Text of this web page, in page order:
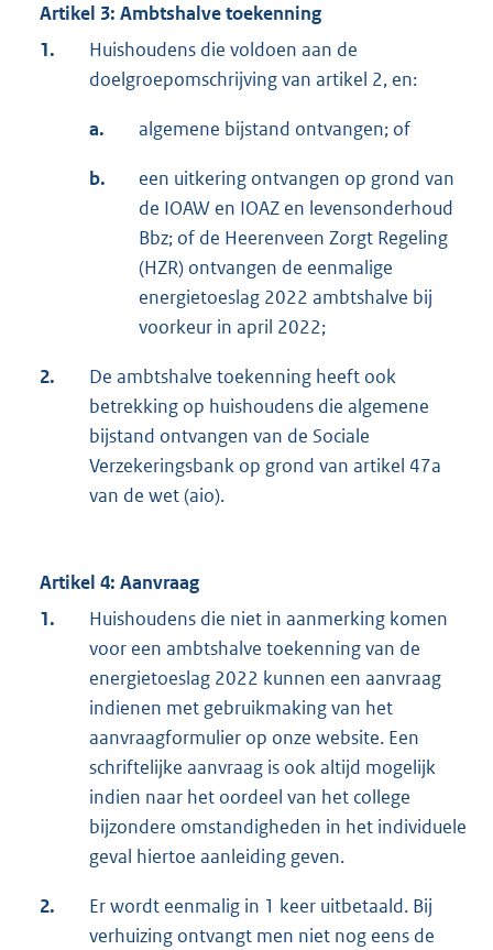
Artikel 3: Ambtshalve toekenning
1.
Huishoudens die voldoen aan de
doelgroepomschrijving van artikel 2, en:
a. algemene bijstand ontvangen; of
b.
een uitkering ontvangen op grond van
de IOAW en IOAZ en levensonderhoud
Bbz; of de Heerenveen Zorgt Regeling
(HZR) ontvangen de eenmalige
energietoeslag 2022 ambtshalve bij
voorkeur in april 2022;
2.
De ambtshalve toekenning heeft ook
betrekking op huishoudens die algemene
bijstand ontvangen van de Sociale
Verzekeringsbank op grond van artikel 47a
van de wet (aio).
Artikel 4: Aanvraag
1.
Huishoudens die niet in aanmerking komen
voor een ambtshalve toekenning van de
energietoeslag 2022 kunnen een aanvraag
indienen met gebruikmaking van het
aanvraagformulier op onze website. Een
schriftelijke aanvraag is ook altijd mogelijk
indien naar het oordeel van het college
bijzondere omstandigheden in het individuele
geval hiertoe aanleiding geven.
2.
Er wordt eenmalig in 1 keer uitbetaald. Bij
verhuizing ontvangt men niet nog eens de